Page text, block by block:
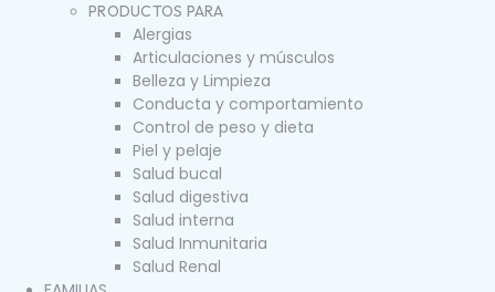
PRODUCTOS PARA
Alergias
Articulaciones y músculos
Belleza y Limpieza
Conducta y comportamiento
Control de peso y dieta
Piel y pelaje
Salud bucal
Salud digestiva
Salud interna
Salud Inmunitaria
Salud Renal